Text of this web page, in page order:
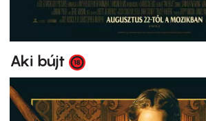
Aki bújt